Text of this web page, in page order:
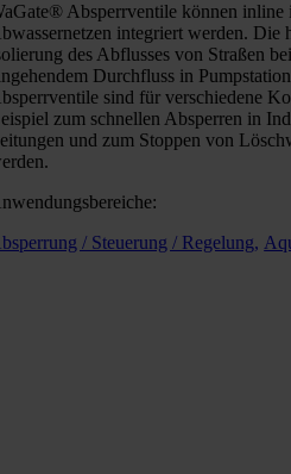
Absperrventile können inline
integriert werden. Die
des Abflusses von Straßen
Durchfluss in
sind für verschiedene
zum schnellen Absperren in
und zum Stoppen von
/ Steuerung / Regelung,